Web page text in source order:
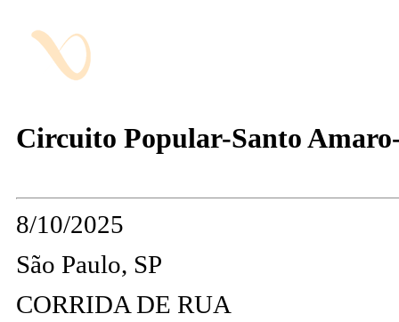
Circuito Popular-Santo
8/10/2025
São Paulo, SP
CORRIDA DE RUA